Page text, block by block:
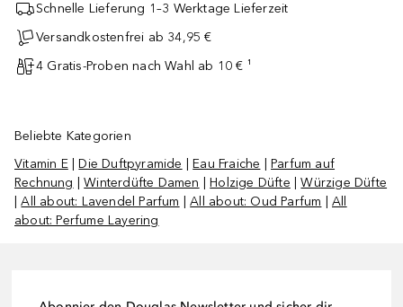
Schnelle Lieferung 1–3 Werktage Lieferzeit
Versandkostenfrei ab 34,95 €
4 Gratis-Proben nach Wahl ab 10 € ¹
Beliebte Kategorien
Vitamin E|Die Duftpyramide |Eau Fraiche |Parfum auf
Rechnung |Winterdüfte Damen |Holzige Düfte |Würzige Düfte
|All about: Lavendel Parfum |All about: Oud Parfum |All
about: Perfume Layering